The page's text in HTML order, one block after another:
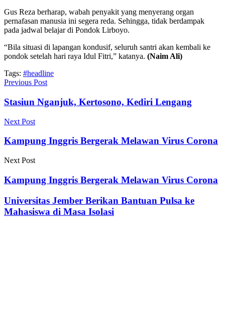
Gus Reza berharap, wabah penyakit yang menyerang organ
pernafasan manusia ini segera reda. Sehingga, tidak berdampak
pada jadwal belajar di Pondok Lirboyo.
“Bila situasi di lapangan kondusif, seluruh santri akan kembali ke
pondok setelah hari raya Idul Fitri,” katanya. (Naim Ali)
Tags: #headline
Previous Post
Stasiun Nganjuk, Kertosono, Kediri Lengang
Next Post
Kampung Inggris Bergerak Melawan Virus Corona
Next Post
Kampung Inggris Bergerak Melawan Virus Corona
Universitas Jember Berikan Bantuan Pulsa ke
Mahasiswa di Masa Isolasi